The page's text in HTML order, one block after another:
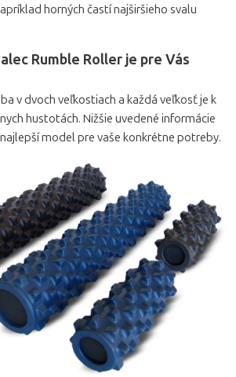
horných častí najširšieho svalu
Rumble Roller je pre Vás
v dvoch veľkostiach a každá veľkosť je k
hustotách. Nižšie uvedené informácie
model pre vaše konkrétne potreby.